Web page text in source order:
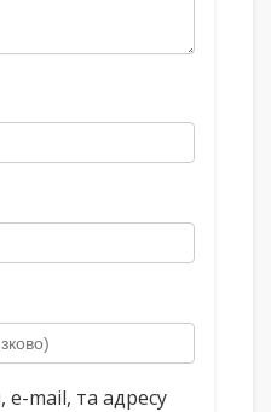
e-mail, та адресу